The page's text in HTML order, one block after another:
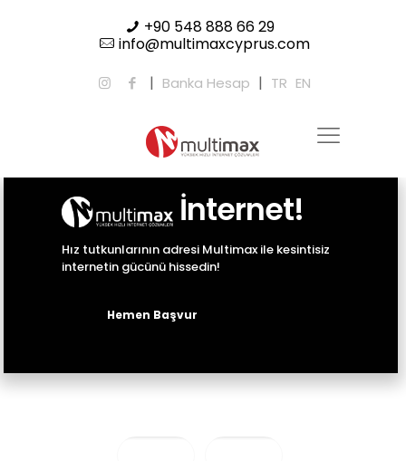
+90 548 888 66 29
info@multimaxcyprus.com
| Banka Hesap | TR EN
İnternet!
Hız tutkunlarının adresi Multimax ile kesintisiz
internetin gücünü hissedin!
Hemen Başvur